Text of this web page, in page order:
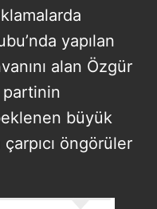
yapılan
alan Özgür
partinin
büyük
öngörüler